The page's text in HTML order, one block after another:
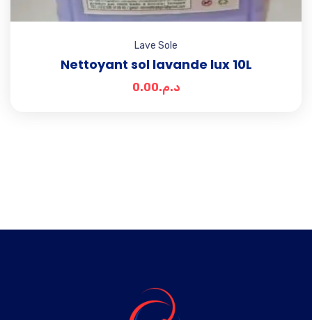
Lave Sole
Nettoyant sol lavande lux 10L
د.م.0.00